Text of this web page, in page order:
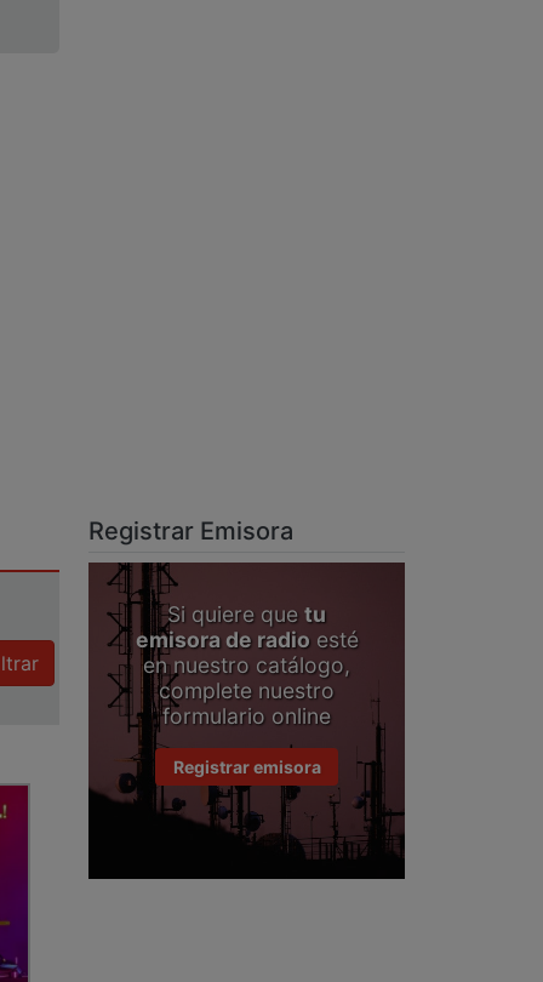
Registrar Emisora
Si quiere que tu
emisora de radioesté
en nuestro catálogo,
complete nuestro
formulario online
Registrar emisora